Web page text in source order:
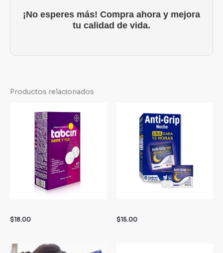
¡No esperes más! Compra ahora y mejora
tu calidad de vida.
Productos relacionados
$18.00 $15.00